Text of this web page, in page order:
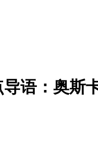
语：奥斯